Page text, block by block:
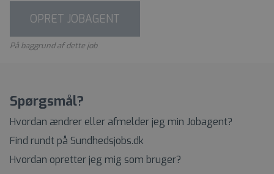
OPRET JOBAGENT
På baggrund af dette job
Spørgsmål?
Hvordan ændrer eller afmelder jeg min Jobagent?
Find rundt på Sundhedsjobs.dk
Hvordan opretter jeg mig som bruger?